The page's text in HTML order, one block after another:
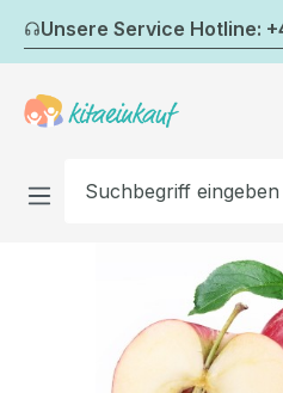
Zum Hauptinhalt springen
Unsere Service Hotline:
Bildergalerie überspringen